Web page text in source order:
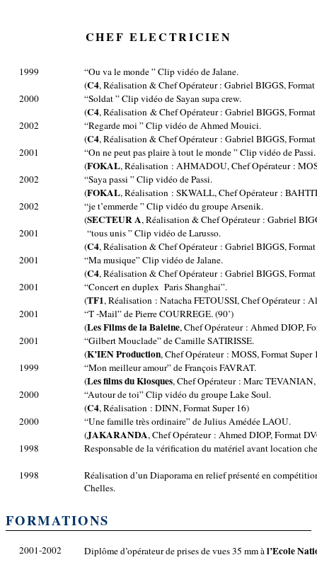
CHEF ELECTRICIEN
1999
“Ou va le monde ” Clip vidéo de Jalane.
(C4, Réalisation & Chef Opérateur : Gabriel BIGGS, Format
2000
“Soldat ” Clip vidéo de Sayan supa crew.
(C4, Réalisation & Chef Opérateur : Gabriel BIGGS,
2002
“Regarde moi ” Clip vidéo de Ahmed Mouici.
(C4, Réalisation & Chef Opérateur : Gabriel BIGGS,
2001
“On ne peut pas plaire à tout le monde ” Clip vidéo de Passi.
(FOKAL, Réalisation : AHMADOU, Chef Opérateur :
2002
“Saya passi ” Clip vidéo de Passi.
(FOKAL, Réalisation : SKWALL, Chef Opérateur :
2002
“je t’emmerde ” Clip vidéo du groupe Arsenik.
(SECTEUR A, Réalisation & Chef Opérateur : Gabriel
2001
“tous unis ” Clip vidéo de Larusso.
(C4, Réalisation & Chef Opérateur : Gabriel BIGGS,
2001
“Ma musique” Clip vidéo de Jalane.
(C4, Réalisation & Chef Opérateur : Gabriel BIGGS,
2001
“Concert en duplex Paris Shanghai”.
(TF1, Réalisation : Natacha FETOUSSI, Chef Opérateur :
2001
“T -Mail” de Pierre COURREGE. (90’)
(Les Films de la Baleine, Chef Opérateur : Ahmed DIOP,
2001
“Gilbert Mouclade” de Camille SATIRISSE.
(K’IEN Production, Chef Opérateur : MOSS, Format Super
1999
“Mon meilleur amour” de François FAVRAT.
(Les films du Kiosques, Chef Opérateur : Marc TEVANIAN,
2000
“Autour de toi” Clip vidéo du groupe Lake Soul.
(C4, Réalisation : DINN, Format Super 16)
2000
“Une famille très ordinaire” de Julius Amédée LAOU.
(JAKARANDA, Chef Opérateur : Ahmed DIOP, Format
1998
Responsable de la vérification du matériel avant location
1998
Réalisation d’un Diaporama en relief présenté en
Chelles.
FORMATIONS
2001-2002 Diplôme d’opérateur de prises de vues 35 mm àl’Ecole